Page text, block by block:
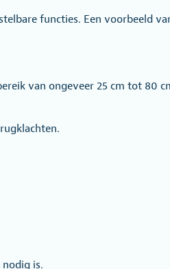
functies. Een voorbeeld
van ongeveer 25 cm tot 80
is.